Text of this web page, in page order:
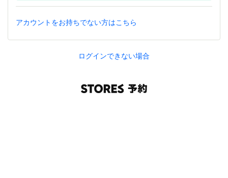
アカウントをお持ちでない方はこちら
ログインできない場合